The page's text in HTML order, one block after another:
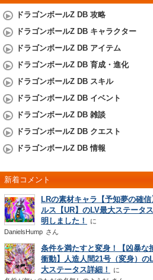
ドラゴンボールZ DB 攻略
ドラゴンボールZ DB キャラクター
ドラゴンボールZ DB アイテム
ドラゴンボールZ DB 育成・進化
ドラゴンボールZ DB スキル
ドラゴンボールZ DB イベント
ドラゴンボールZ DB 雑談
ドラゴンボールZ DB クエスト
ドラゴンボールZ DB 情報
新着コメント
LRの素材キャラ【予知夢の確信
ルス【UR】のLV最大ステータ
明しました！
DanielsHump さん
条件を満たすと変身！【凶暴な
衝動】人造人間21号（変身）の
大ステータス詳細！